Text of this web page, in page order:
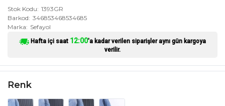
Stok Kodu 1393GR
Barkod 346853468534685
Marka
Sefayol
Hafta içi saat 12:00'a kadar verilen siparişler aynı gün kargoya
verilir.
Renk